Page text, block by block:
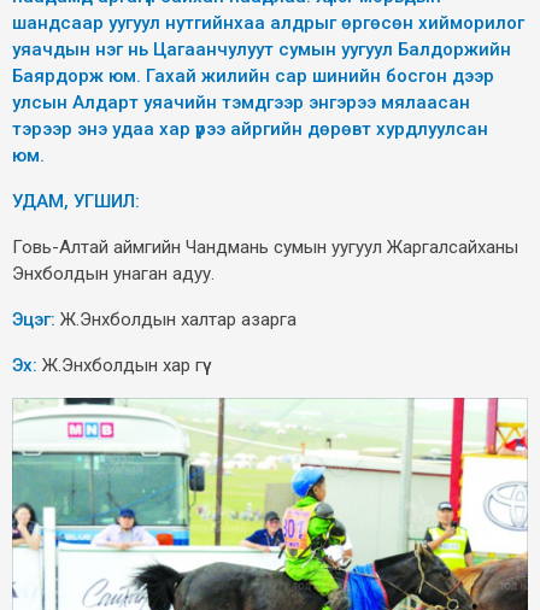
шандсаар уугуул нутгийнхаа алдрыг өргөсөн хийморилог
уяачдын нэг нь Цагаанчулуут сумын уугуул Балдоржийн
Баярдорж юм. Гахай жилийн сар шинийн босгон дээр
улсын Алдарт уяачийн тэмдгээр энгэрээ мялаасан
тэрээр энэ удаа хар үрээ айргийн дөрөвт хурдлуулсан
юм.
УДАМ, УГШИЛ:
Говь-Алтай аймгийн Чандмань сумын уугуул Жаргалсайханы
Энхболдын унаган адуу.
Эцэг: Ж.Энхболдын халтар азарга
Эх: Ж.Энхболдын хар гүү